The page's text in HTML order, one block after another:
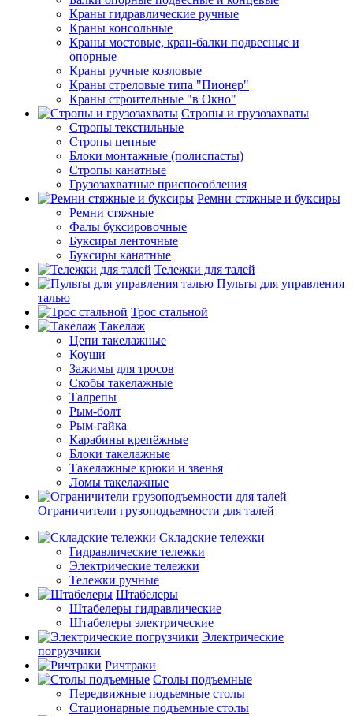
Краны гидравлические ручные
Краны консольные
Краны мостовые, кран-балки подвесные и
опорные
Краны ручные козловые
Краны стреловые типа "Пионер"
Краны строительные "в Окно"
Стропы и грузозахваты
Стропы текстильные
Стропы цепные
Блоки монтажные (полиспасты)
Стропы канатные
Грузозахватные приспособления
Ремни стяжные и буксиры
Ремни стяжные
Фалы буксировочные
Буксиры ленточные
Буксиры канатные
Тележки для талей
Пульты для управления
талью
Трос стальной
Такелаж
Цепи такелажные
Коуши
Зажимы для тросов
Скобы такелажные
Талрепы
Рым-болт
Рым-гайка
Карабины крепёжные
Блоки такелажные
Такелажные крюки и звенья
Ломы такелажные
Ограничители грузоподъемности для талей
Складские тележки
Гидравлические тележки
Электрические тележки
Тележки ручные
Штабелеры
Штабелеры гидравлические
Штабелеры электрические
Электрические
погрузчики
Ричтраки
Столы подъемные
Передвижные подъемные столы
Стационарные подъемные столы